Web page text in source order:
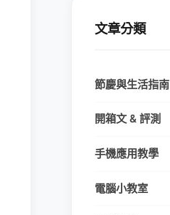
文章分類
節慶與生活指南
開箱文 & 評測
手機應用教學
電腦小教室